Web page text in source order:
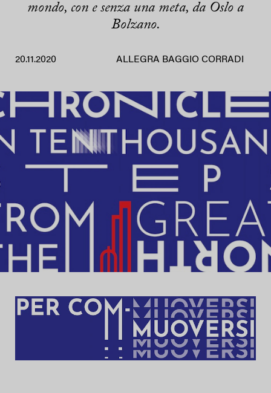
mondo, con e senza una meta, da Oslo a
Bolzano.
20.11.2020 ALLEGRA BAGGIO CORRADI